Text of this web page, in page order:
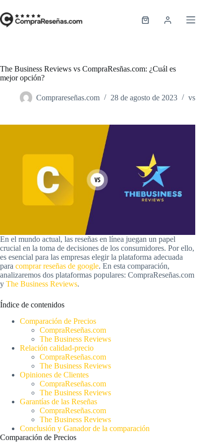
al
contenido
Carro
The Business Reviews vs CompraResñas.com: ¿Cuál es
mejor opción?
Comprareseñas.com 28 de agosto de 2023 vs
En el mundo actual, las reseñas en línea juegan un papel
crucial en la toma de decisiones de los consumidores. Por ello,
es esencial para las empresas elegir la plataforma adecuada
para comprar reseñas de google. En esta comparación,
analizaremos dos plataformas populares: CompraReseñas.com
y The Business Reviews.
Índice de contenidos
Comparación de Precios
CompraReseñas.com
The Business Reviews
Relación calidad-precio
CompraReseñas.com
The Business Reviews
Opiniones de Clientes
CompraReseñas.com
The Business Reviews
Garantías de las Reseñas
CompraReseñas.com
The Business Reviews
Conclusión y Ganador de la comparación
Comparación de Precios